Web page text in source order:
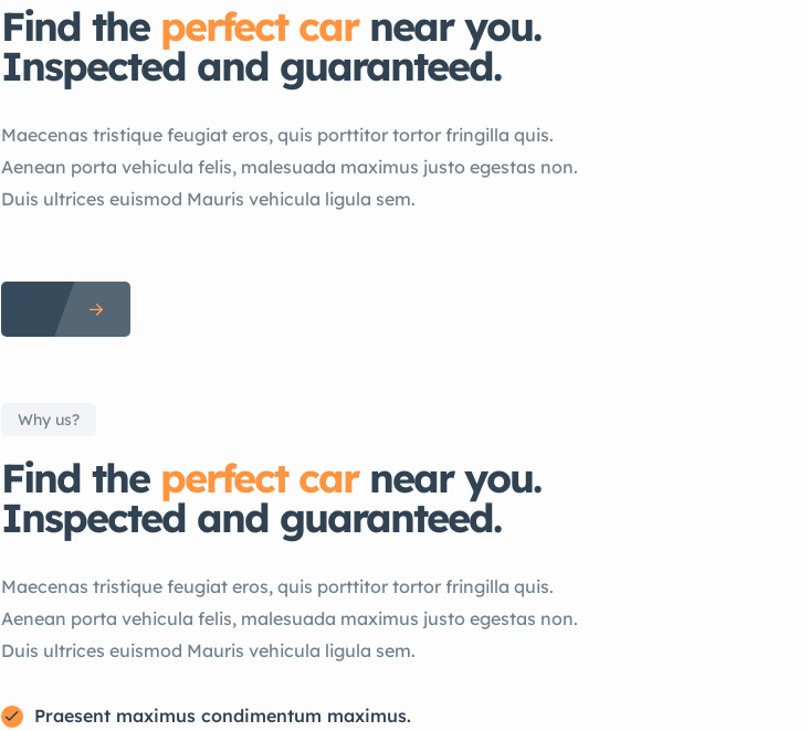
Find the perfect carnear you.
Inspected and guaranteed.
Maecenas tristique feugiat eros, quis porttitor tortor fringilla quis.
Aenean porta vehicula felis, malesuada maximus justo egestas non.
Duis ultrices euismod Mauris vehicula ligula sem.
Why us?
Find the perfect carnear you.
Inspected and guaranteed.
Maecenas tristique feugiat eros, quis porttitor tortor fringilla quis.
Aenean porta vehicula felis, malesuada maximus justo egestas non.
Duis ultrices euismod Mauris vehicula ligula sem.
Praesent maximus condimentum maximus.